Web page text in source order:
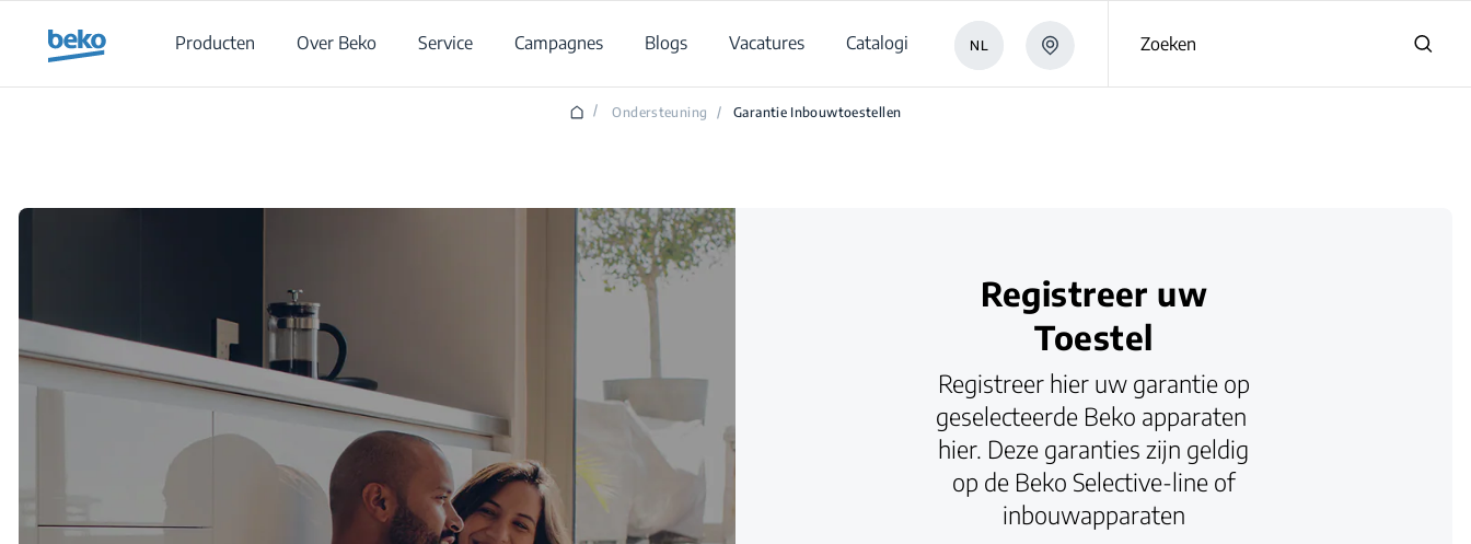
Producten
Over Beko Service Campagnes Blogs Vacatures Catalogi NL Zoeken
/ Ondersteuning / Garantie Inbouwtoestellen
Registreer uw
Toestel
Registreer hier uw garantie op
geselecteerde Beko apparaten
hier. Deze garanties zijn geldig
op de Beko Selective-line of
inbouwapparaten